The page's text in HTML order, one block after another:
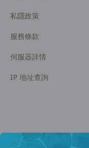
私隱政策
服務條款
伺服器詳情
IP 地址查詢